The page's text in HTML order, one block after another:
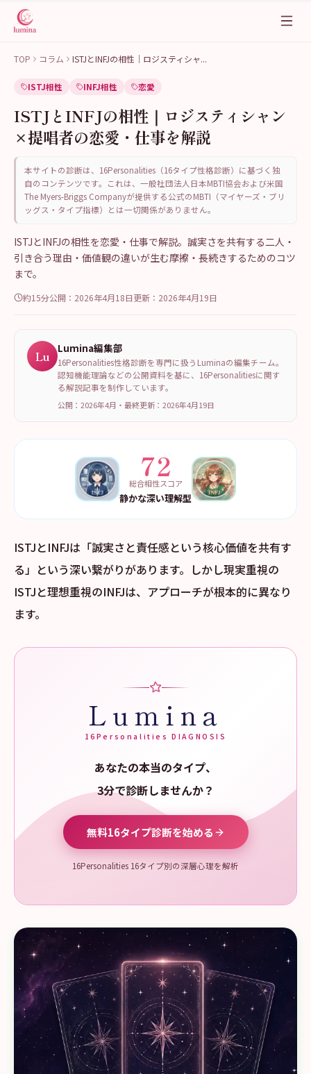
TOP コラム ISTJとINFJの相性｜ロジスティシャ...
ISTJ相性 INFJ相性 恋愛
ISTJとINFJの相性｜ロジスティシャン
×提唱者の恋愛・仕事を解説
本サイトの診断は、16Personalities（16タイプ性格診断）に基づく独
自のコンテンツです。これは、一般社団法人日本MBTI協会および米国
The Myers-Briggs Companyが提供する公式のMBTI（マイヤーズ・ブリ
ッグス・タイプ指標）とは一切関係がありません。
ISTJとINFJの相性を恋愛・仕事で解説。誠実さを共有する二人・
引き合う理由・価値観の違いが生む摩擦・長続きするためのコツ
まで。
約15分公開： 2026年4月18日更新： 2026年4月19日
Lu Lumina編集部
16Personalities性格診断を専門に扱うLuminaの編集チーム。
認知機能理論などの公開資料を基に、16Personalitiesに関す
る解説記事を制作しています。
公開：2026年4月 ・ 最終更新： 2026年4月19日
72
総合相性スコア
静かな深い理解型
ISTJとINFJは「誠実さと責任感という核心価値を共有す
る」という深い繋がりがあります。しかし現実重視の
ISTJと理想重視のINFJは、アプローチが根本的に異なり
ます。
Lumina
16Personalities DIAGNOSIS
あなたの本当のタイプ、
3分で診断しませんか？
無料16タイプ診断を始める
16Personalities 16タイプ別の深層心理を解析